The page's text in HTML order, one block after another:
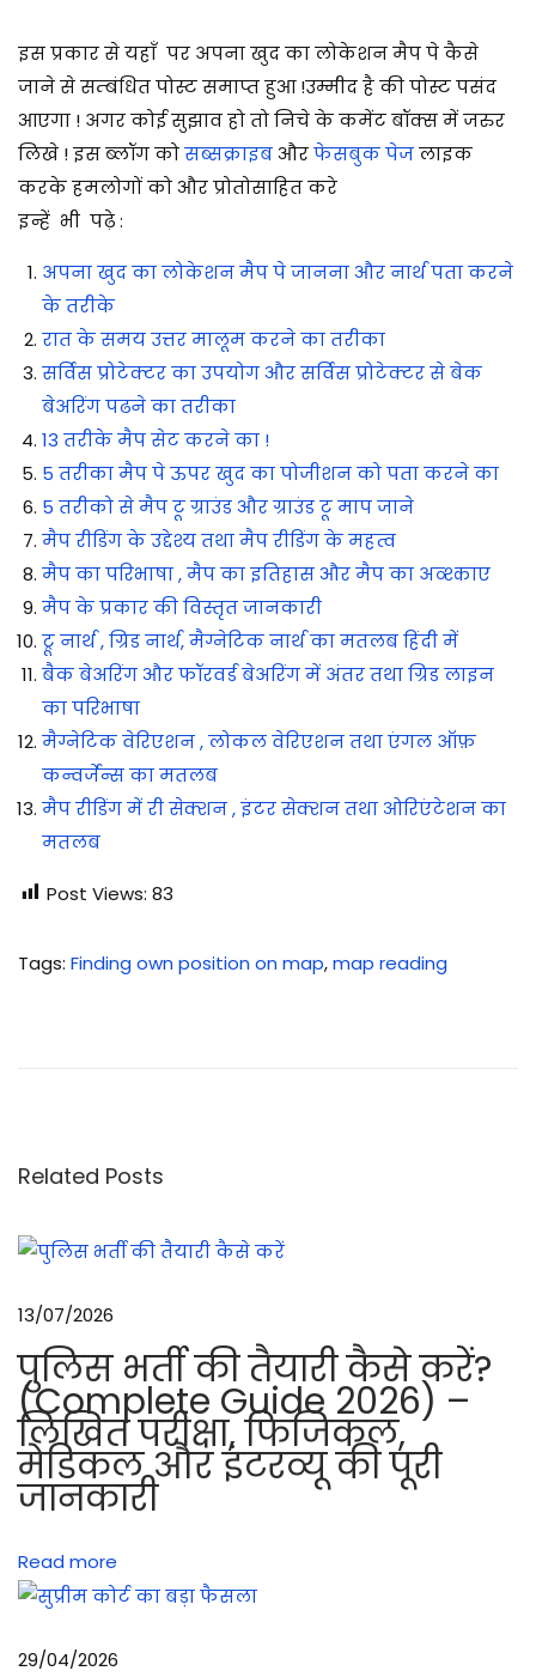
इस प्रकार से यहाँ पर अपना खुद का लोकेशन मैप पे कैसे
जाने से सम्बंधित पोस्ट समाप्त हुआ !उम्मीद है की पोस्ट पसंद
आएगा ! अगर कोई सुझाव हो तो निचे के कमेंट बॉक्स में जरुर
लिखे ! इस ब्लॉग कोसब्सक्राइबऔरफेसबुक पेजलाइक
करके हमलोगों को और प्रोतोसाहित करे
इन्हें भी पढ़े :
अपना खुद का लोकेशन मैप पे जानना और नार्थ पता करने
के तरीके
रात के समय उत्तर मालूम करने का तरीका
सर्विस प्रोटेक्टर का उपयोग और सर्विस प्रोटेक्टर से बेक
बेअरिंग पढने का तरीका
13 तरीके मैप सेट करने का !
5 तरीका मैप पे ऊपर खुद का पोजीशन को पता करने का
5 तरीको से मैप टू ग्राउंड और ग्राउंड टू माप जाने
मैप रीडिंग के उद्देश्य तथा मैप रीडिंग के महत्व
मैप का परिभाषा , मैप का इतिहास और मैप का अव्श्काए
मैप के प्रकार की विस्तृत जानकारी
ट्रू नार्थ , ग्रिड नार्थ, मैग्नेटिक नार्थ का मतलब हिंदी में
बैक बेअरिंग और फॉरवर्ड बेअरिंग में अंतर तथा ग्रिड लाइन
का परिभाषा
मैग्नेटिक वेरिएशन , लोकल वेरिएशन तथा एंगल ऑफ़
कन्वर्जेन्स का मतलब
मैप रीडिंग में री सेक्शन , इंटर सेक्शन तथा ओरिएंटेशन का
मतलब
Post Views: 83
Tags: Finding own position on map,map reading
श
एं
न
फा
र्मे
श
न
फा
य
औ
Related Posts
13/07/2026
पुलिस भर्ती की तैयारी कैसे करें?
(Complete Guide 2026) –
लिखित परीक्षा, फिजिकल,
मेडिकल और इंटरव्यू की पूरी
जानकारी
Read more
29/04/2026